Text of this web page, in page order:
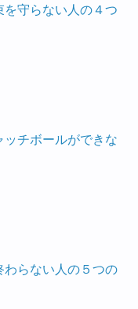
守らない人の４つ
チボールができな
わらない人の５つの